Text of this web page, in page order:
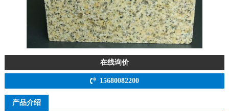
在线询价
15680082200
产品介绍